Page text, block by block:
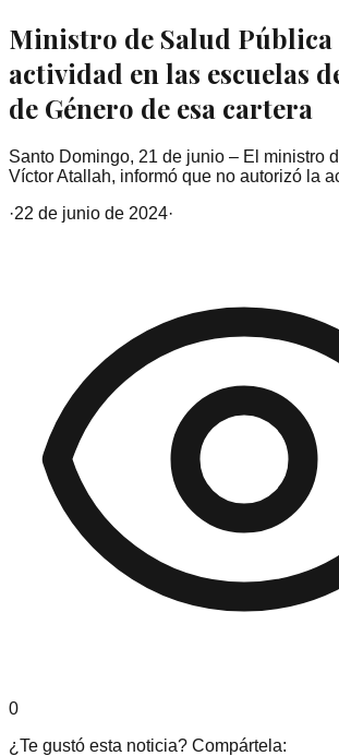
Ministro de Salud Pública
actividad en las escuelas
de Género de esa cartera
Santo Domingo, 21 de junio – El ministro
Víctor Atallah, informó que no autorizó la
·22 de junio de 2024·
0
¿Te gustó esta noticia? Compártela: